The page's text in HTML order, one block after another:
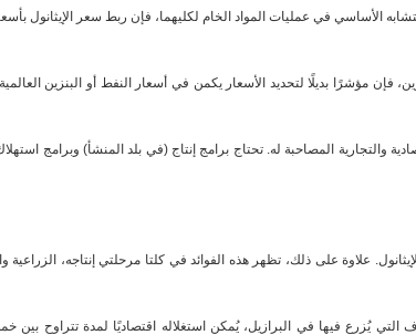
الأساسي في عمليات المواد الخام لكليهما، فإن ربط سعر الإيثانول
فإن مؤشرًا بديلًا لتحديد الأسعار يكمن في أسعار النفط أو البنزين
والتجارية المصاحبة له. تحتاج برامج إنتاج (في بلد المنشأ) وبرامج
علاوة على ذلك، تظهر هذه الفوائد في كلتا مرحلتي إنتاجه، الزراعية
يُزرع فيها في البرازيل، يُمكن استغلاله اقتصاديًا لمدة تتراوح بين